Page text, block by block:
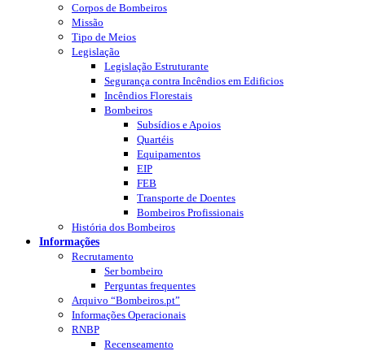
Corpos de Bombeiros
Missão
Tipo de Meios
Legislação
Legislação Estruturante
Segurança contra Incêndios em Edificios
Incêndios Florestais
Bombeiros
Subsídios e Apoios
Quartéis
Equipamentos
EIP
FEB
Transporte de Doentes
Bombeiros Profissionais
História dos Bombeiros
Informações
Recrutamento
Ser bombeiro
Perguntas frequentes
Arquivo “Bombeiros.pt”
Informações Operacionais
RNBP
Recenseamento